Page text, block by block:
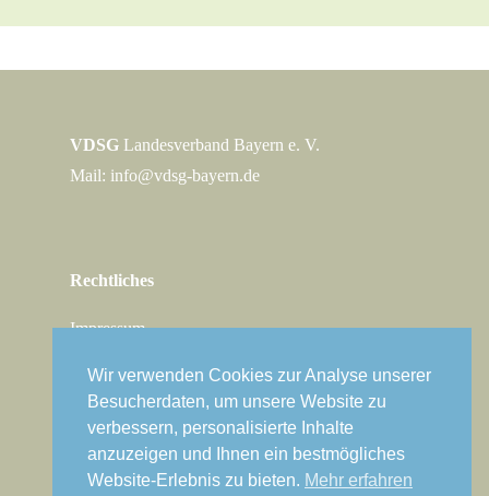
VDSG Landesverband Bayern e. V.
Mail: info@vdsg-bayern.de
Rechtliches
Impressum
Jetzt Mitglied werden
Wir verwenden Cookies zur Analyse unserer
Besucherdaten, um unsere Website zu
verbessern, personalisierte Inhalte
anzuzeigen und Ihnen ein bestmögliches
Website-Erlebnis zu bieten. Mehr erfahren